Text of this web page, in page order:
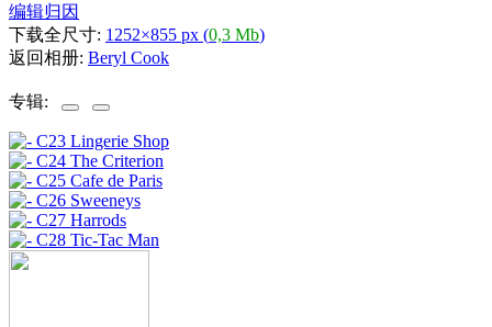
编辑归因
下载全尺寸: 1252×855 px (0,3 Mb)
返回相册: Beryl Cook
专辑: